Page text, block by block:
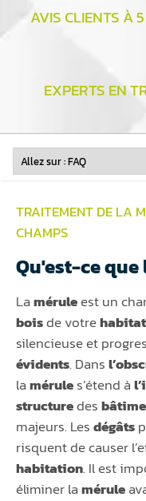
AVIS CLIENTS À
EXPERTS EN
TRAITEMENT DE LA
CHAMPS
Qu'est-ce que
Laméruleest un
boisde votre
silencieuse et
évidents. Dans
lamérules’étend à
structuredes
majeurs. Lesdégâts
risquent de causer
habitation. Il est
éliminer lamérule